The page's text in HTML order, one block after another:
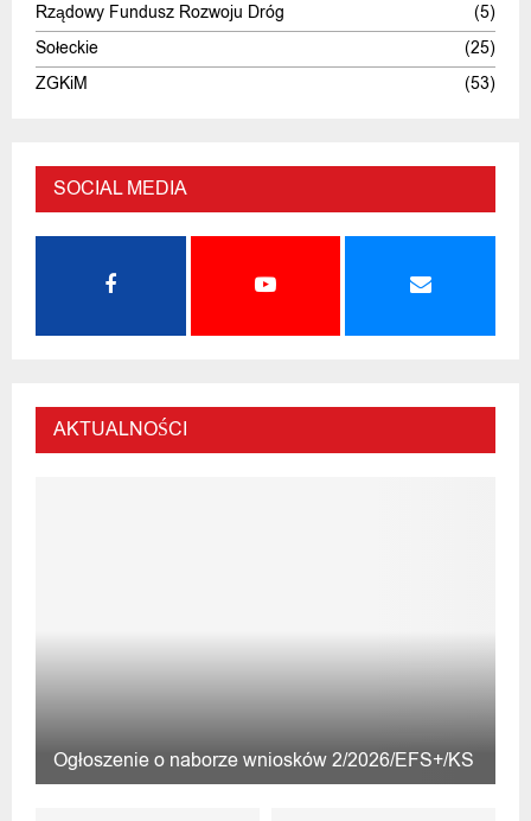
Rządowy Fundusz Rozwoju Dróg
(5)
Sołeckie
(25)
ZGKiM
(53)
SOCIAL MEDIA
AKTUALNOŚCI
Ogłoszenie o naborze wniosków 2/2026/EFS+/KS